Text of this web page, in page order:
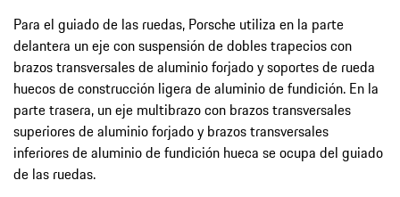
Para el guiado de las ruedas, Porsche utiliza en la parte
delantera un eje con suspensión de dobles trapecios con
brazos transversales de aluminio forjado y soportes de rueda
huecos de construcción ligera de aluminio de fundición. En la
parte trasera, un eje multibrazo con brazos transversales
superiores de aluminio forjado y brazos transversales
inferiores de aluminio de fundición hueca se ocupa del guiado
de las ruedas.